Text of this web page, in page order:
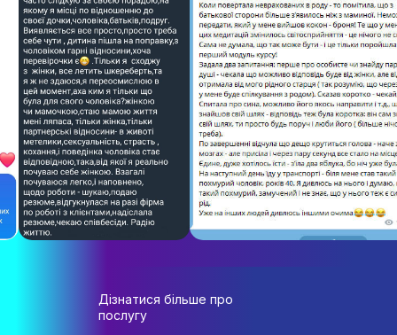
Дізнатися більше про
послугу